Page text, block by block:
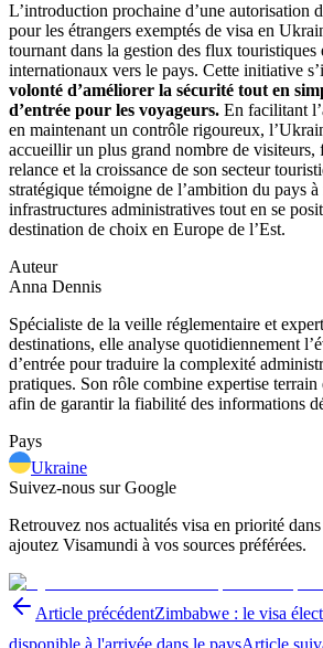
L’introduction prochaine d’une autorisation
pour les étrangers exemptés de visa en
tournant dans la gestion des flux touristiques
internationaux vers le pays. Cette initiative
volonté d’améliorer la sécurité tout en
d’entrée pour les voyageurs. En facilitant
en maintenant un contrôle rigoureux,
accueillir un plus grand nombre de visiteurs,
relance et la croissance de son secteur
stratégique témoigne de l’ambition du pays à
infrastructures administratives tout en se
destination de choix en Europe de l’Est.
Auteur
Anna Dennis
Spécialiste de la veille réglementaire et
destinations, elle analyse quotidiennement
d’entrée pour traduire la complexité
pratiques. Son rôle combine expertise
afin de garantir la fiabilité des informations
Pays
Ukraine
Suivez-nous sur Google
Retrouvez nos actualités visa en priorité
ajoutez Visamundi à vos sources préférées.
Article précédentZimbabwe : le visa
disponible à l'arrivée dans le paysArticle